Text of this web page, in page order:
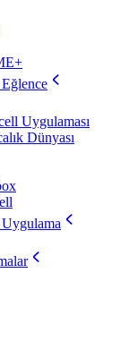
Uygulaması
Dünyası